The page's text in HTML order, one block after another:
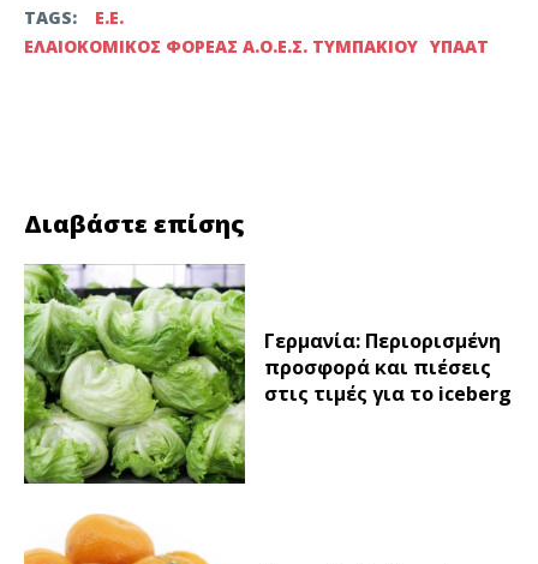
TAGS:
Ε.Ε.
ΕΛΑΙΟΚΟΜΙΚΟΣ ΦΟΡΕΑΣ Α.Ο.Ε.Σ. ΤΥΜΠΑΚΙΟΥ ΥΠΑΑΤ
Διαβάστε επίσης
Γερμανία: Περιορισμένη
προσφορά και πιέσεις
στις τιμές για το iceberg